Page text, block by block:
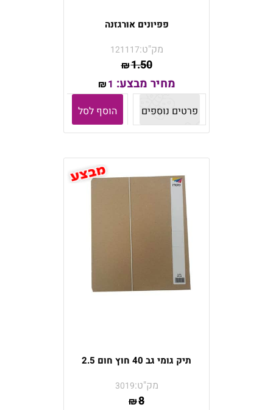
פפיונים אורגזנה
מק"ט:121117
₪1.50
מחיר מבצע: ₪1
פרטים נוספים
הוסף לסל
תיק גומי גב 40 חוץ חום 2.5
מק"ט:3019
₪8